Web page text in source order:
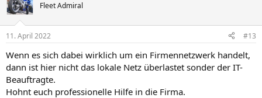
Fleet Admiral
11. April 2022 #13
Wenn es sich dabei wirklich um ein Firmennetzwerk handelt,
dann ist hier nicht das lokale Netz überlastet sonder der IT-
Beauftragte.
Hohnt euch professionelle Hilfe in die Firma.